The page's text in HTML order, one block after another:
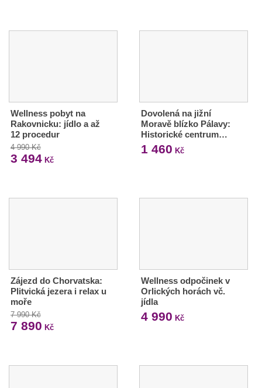
Wellness pobyt na
Rakovnicku: jídlo a až
12 procedur
4 990 Kč
3 494 Kč
Dovolená na jižní
Moravě blízko Pálavy:
Historické centrum…
1 460 Kč
Zájezd do Chorvatska:
Plitvická jezera i relax u
moře
7 990 Kč
7 890 Kč
Wellness odpočinek v
Orlických horách vč.
jídla
4 990 Kč